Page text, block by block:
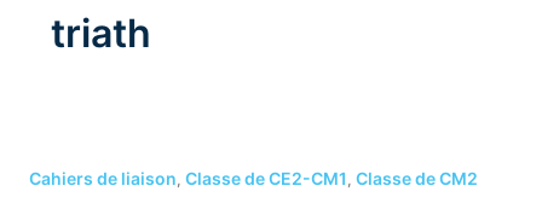
triath
Cahiers de liaison,Classe de CE2-CM1 ,Classe de CM2
demain